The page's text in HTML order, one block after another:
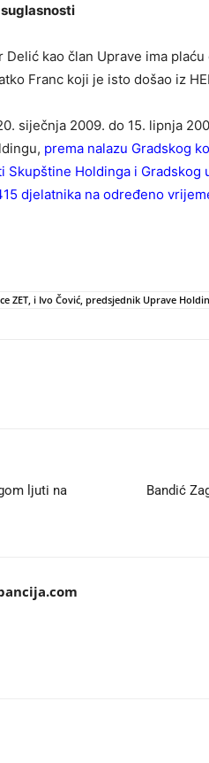
kao član Uprave ima
Franc koji je isto došao iz
siječnja 2009. do 15. lipnja
prema nalazu Gradskog
Skupštine Holdinga i Gradskog
djelatnika na određeno
ZET, i Ivo Čović, predsjednik Uprave
ljuti na
Bandić